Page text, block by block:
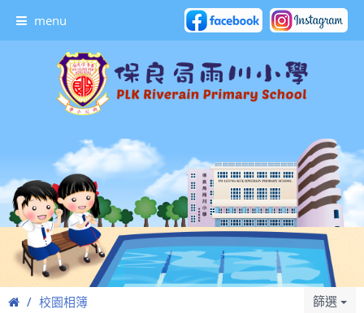
menu
校園相簿 篩選